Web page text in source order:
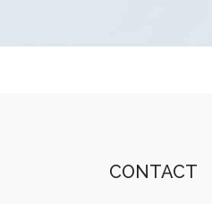
CONTACT